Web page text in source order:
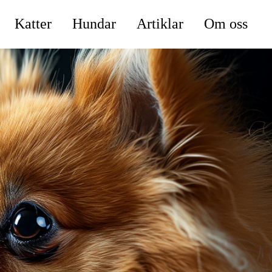
Katter Hundar Artiklar Om oss